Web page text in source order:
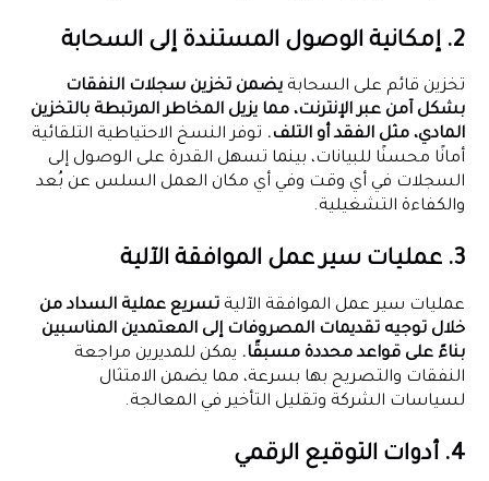
2. إمكانية الوصول المستندة إلى السحابة
تخزين قائم على السحابةيضمن تخزين سجلات النفقات
بشكل آمن عبر الإنترنت، مما يزيل المخاطر المرتبطة بالتخزين
المادي، مثل الفقد أو التلف. توفر النسخ الاحتياطية التلقائية
أمانًا محسنًا للبيانات، بينما تسهل القدرة على الوصول إلى
السجلات في أي وقت وفي أي مكان العمل السلس عن بُعد
والكفاءة التشغيلية.
3. عمليات سير عمل الموافقة الآلية
عمليات سير عمل الموافقة الآليةتسريع عملية السداد من
خلال توجيه تقديمات المصروفات إلى المعتمدين المناسبين
بناءً على قواعد محددة مسبقًا. يمكن للمديرين مراجعة
النفقات والتصريح بها بسرعة، مما يضمن الامتثال
لسياسات الشركة وتقليل التأخير في المعالجة.
4. أدوات التوقيع الرقمي